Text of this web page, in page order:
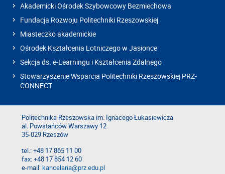
Akademicki Ośrodek Szybowcowy Bezmiechowa
Fundacja Rozwoju Politechniki Rzeszowskiej
Miasteczko akademickie
Ośrodek Kształcenia Lotniczego w Jasionce
Sekcja ds. e-Learningu i Kształcenia Zdalnego
Stowarzyszenie Wsparcia Politechniki Rzeszowskiej PRZ-
CONNECT
Politechnika Rzeszowska im. Ignacego Łukasiewicza
al. Powstańców Warszawy 12
35-029 Rzeszów
tel.: +48 17 865 11 00
fax: +48 17 854 12 60
e-mail:kancelaria@prz.edu.pl